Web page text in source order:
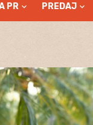
PR PREDAJ